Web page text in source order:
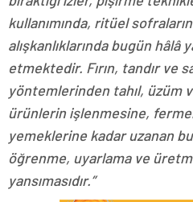
kullanımında, ritüel
alışkanlıklarında bugün hâlâ
etmektedir. Fırın, tandır ve
yöntemlerinden tahıl, üzüm
ürünlerin işlenmesine,
yemeklerine kadar uzanan
öğrenme, uyarlama ve
yansımasıdır.”